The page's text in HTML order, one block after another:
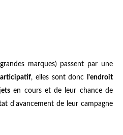
marques) passent par une
, elles sont donc
l'endroit
en cours et de leur chance de
d'avancement de leur campagne